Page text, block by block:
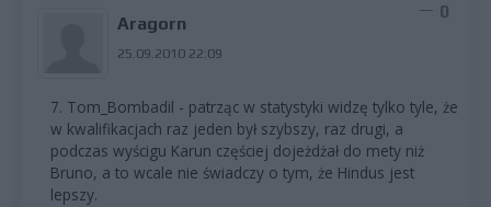
Aragorn
25.09.2010 22:09
0
7. Tom_Bombadil - patrząc w statystyki widzę tylko tyle, że
w kwalifikacjach raz jeden był szybszy, raz drugi, a
podczas wyścigu Karun częściej dojeżdżał do mety niż
Bruno, a to wcale nie świadczy o tym, że Hindus jest
lepszy.